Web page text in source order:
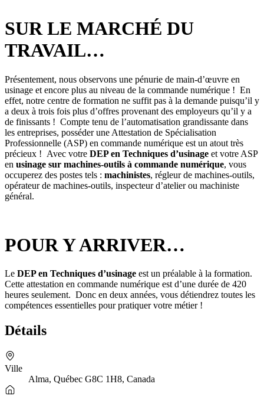
SUR LE MARCHÉ DU
TRAVAIL…
Présentement, nous observons une pénurie de main-d’œuvre en
usinage et encore plus au niveau de la commande numérique ! En
effet, notre centre de formation ne suffit pas à la demande puisqu’il y
a deux à trois fois plus d’offres provenant des employeurs qu’il y a
de finissants ! Compte tenu de l’automatisation grandissante dans
les entreprises, posséder une Attestation de Spécialisation
Professionnelle (ASP) en commande numérique est un atout très
précieux ! Avec votre DEP en Techniques d’usinage et votre ASP
en usinage sur machines-outils à commande numérique, vous
occuperez des postes tels : machinistes, régleur de machines-outils,
opérateur de machines-outils, inspecteur d’atelier ou machiniste
général.
POUR Y ARRIVER…
Le DEP en Techniques d’usinage est un préalable à la formation.
Cette attestation en commande numérique est d’une durée de 420
heures seulement. Donc en deux années, vous détiendrez toutes les
compétences essentielles pour pratiquer votre métier !
Détails
Ville
Alma, Québec G8C 1H8, Canada